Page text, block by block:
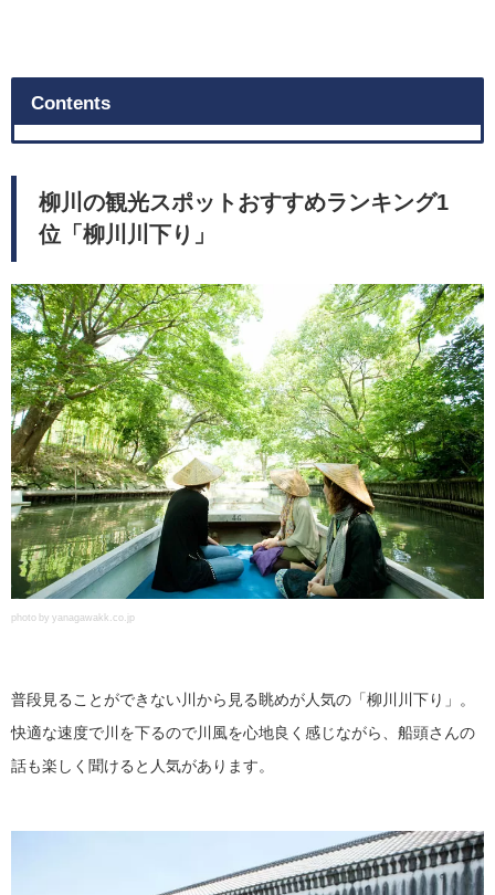
Contents
柳川の観光スポットおすすめランキング1
位「柳川川下り」
photo by yanagawakk.co.jp
普段見ることができない川から見る眺めが人気の「柳川川下り」。
快適な速度で川を下るので川風を心地良く感じながら、船頭さんの
話も楽しく聞けると人気があります。